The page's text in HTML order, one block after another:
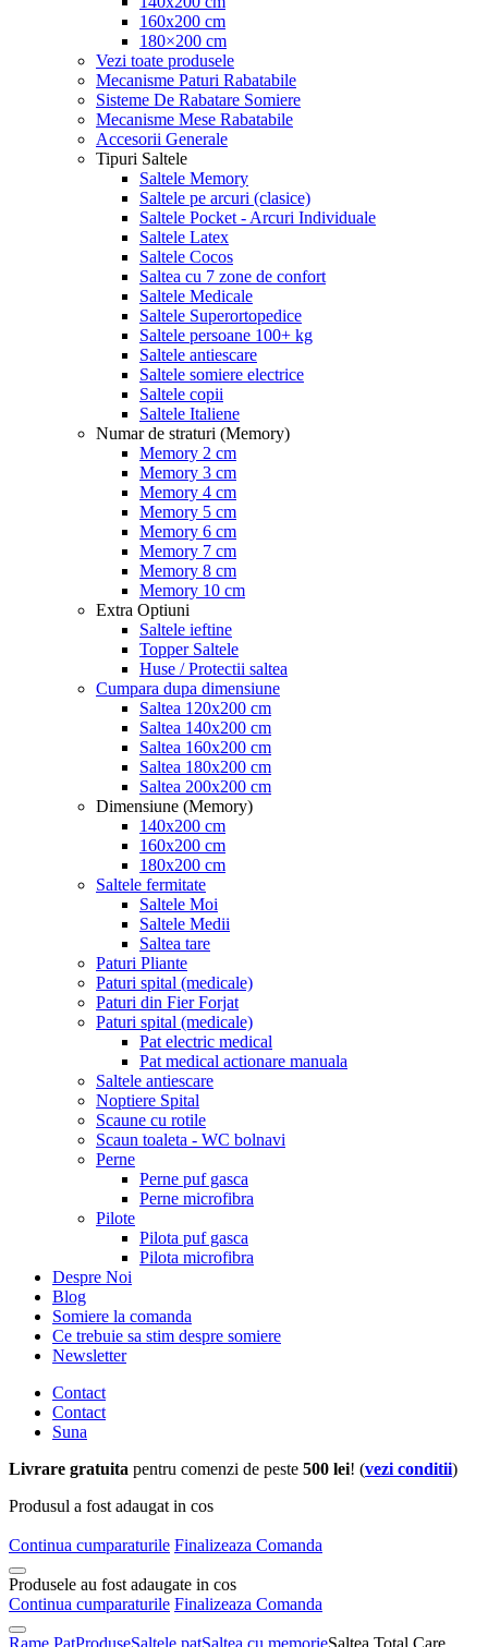
160x200 cm
180×200 cm
Vezi toate produsele
Mecanisme Paturi Rabatabile
Sisteme De Rabatare Somiere
Mecanisme Mese Rabatabile
Accesorii Generale
Tipuri Saltele
Saltele Memory
Saltele pe arcuri (clasice)
Saltele Pocket - Arcuri Individuale
Saltele Latex
Saltele Cocos
Saltea cu 7 zone de confort
Saltele Medicale
Saltele Superortopedice
Saltele persoane 100+ kg
Saltele antiescare
Saltele somiere electrice
Saltele copii
Saltele Italiene
Numar de straturi (Memory)
Memory 2 cm
Memory 3 cm
Memory 4 cm
Memory 5 cm
Memory 6 cm
Memory 7 cm
Memory 8 cm
Memory 10 cm
Extra Optiuni
Saltele ieftine
Topper Saltele
Huse / Protectii saltea
Cumpara dupa dimensiune
Saltea 120x200 cm
Saltea 140x200 cm
Saltea 160x200 cm
Saltea 180x200 cm
Saltea 200x200 cm
Dimensiune (Memory)
140x200 cm
160x200 cm
180x200 cm
Saltele fermitate
Saltele Moi
Saltele Medii
Saltea tare
Paturi Pliante
Paturi spital (medicale)
Paturi din Fier Forjat
Paturi spital (medicale)
Pat electric medical
Pat medical actionare manuala
Saltele antiescare
Noptiere Spital
Scaune cu rotile
Scaun toaleta - WC bolnavi
Perne
Perne puf gasca
Perne microfibra
Pilote
Pilota puf gasca
Pilota microfibra
Despre Noi
Blog
Somiere la comanda
Ce trebuie sa stim despre somiere
Newsletter
Contact
Contact
Suna
Livrare gratuita pentru comenzi de peste 500 lei! (vezi conditii)
Produsul a fost adaugat in cos
Continua cumparaturile Finalizeaza Comanda
Produsele au fost adaugate in cos
Continua cumparaturile Finalizeaza Comanda
Rame PatProduseSaltele patSaltea cu memorieSaltea Total Care